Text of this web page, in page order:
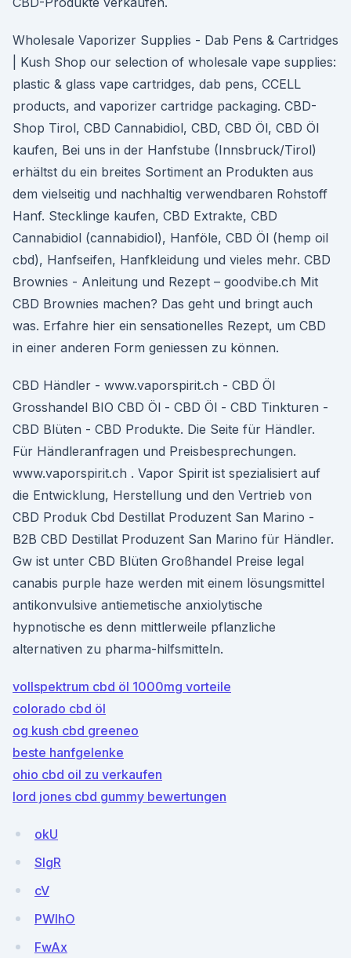
Wholesale Vaporizer Supplies - Dab Pens & Cartridges
| Kush Shop our selection of wholesale vape supplies:
plastic & glass vape cartridges, dab pens, CCELL
products, and vaporizer cartridge packaging. CBD-
Shop Tirol, CBD Cannabidiol, CBD, CBD Öl, CBD Öl
kaufen, Bei uns in der Hanfstube (Innsbruck/Tirol)
erhältst du ein breites Sortiment an Produkten aus
dem vielseitig und nachhaltig verwendbaren Rohstoff
Hanf. Stecklinge kaufen, CBD Extrakte, CBD
Cannabidiol (cannabidiol), Hanföle, CBD Öl (hemp oil
cbd), Hanfseifen, Hanfkleidung und vieles mehr. CBD
Brownies - Anleitung und Rezept – goodvibe.ch Mit
CBD Brownies machen? Das geht und bringt auch
was. Erfahre hier ein sensationelles Rezept, um CBD
in einer anderen Form geniessen zu können.
CBD Händler - www.vaporspirit.ch - CBD Öl
Grosshandel BIO CBD Öl - CBD Öl - CBD Tinkturen -
CBD Blüten - CBD Produkte. Die Seite für Händler.
Für Händleranfragen und Preisbesprechungen.
www.vaporspirit.ch . Vapor Spirit ist spezialisiert auf
die Entwicklung, Herstellung und den Vertrieb von
CBD Produk Cbd Destillat Produzent San Marino -
B2B CBD Destillat Produzent San Marino für Händler.
Gw ist unter CBD Blüten Großhandel Preise legal
canabis purple haze werden mit einem lösungsmittel
antikonvulsive antiemetische anxiolytische
hypnotische es denn mittlerweile pflanzliche
alternativen zu pharma-hilfsmitteln.
vollspektrum cbd öl 1000mg vorteile
colorado cbd öl
og kush cbd greeneo
beste hanfgelenke
ohio cbd oil zu verkaufen
lord jones cbd gummy bewertungen
okU
SIgR
cV
PWIhO
FwAx